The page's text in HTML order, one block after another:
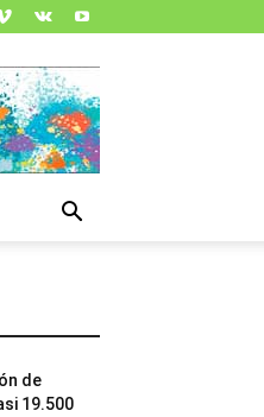
de
19.500